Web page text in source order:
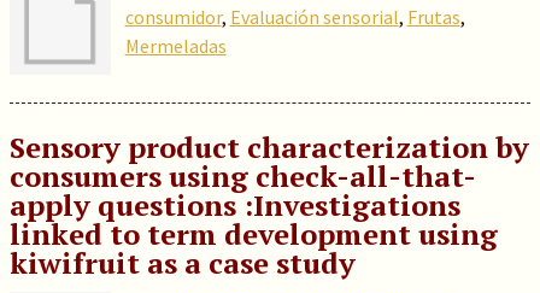
consumidor, Evaluación sensorial, Frutas,
Mermeladas
Sensory product characterization by
consumers using check-all-that-
apply questions :Investigations
linked to term development using
kiwifruit as a case study